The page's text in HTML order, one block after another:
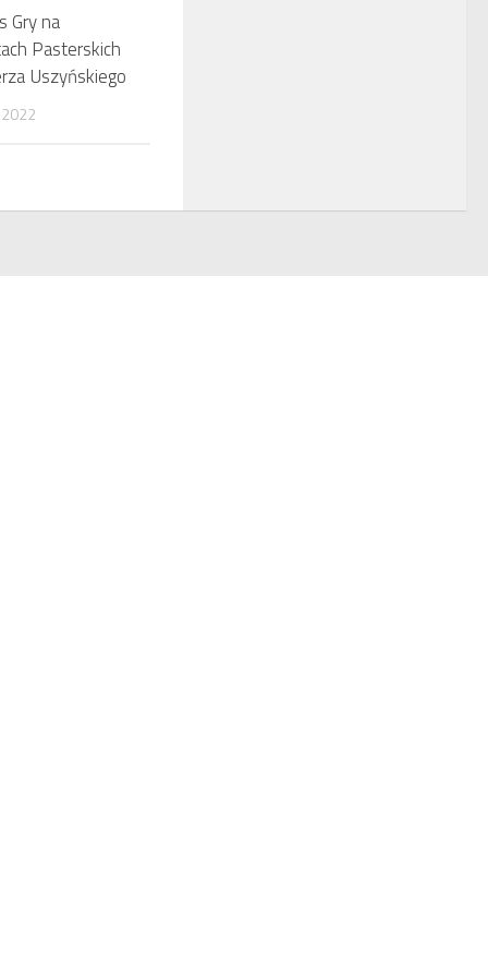
Gry na
Pasterskich
Uszyńskiego